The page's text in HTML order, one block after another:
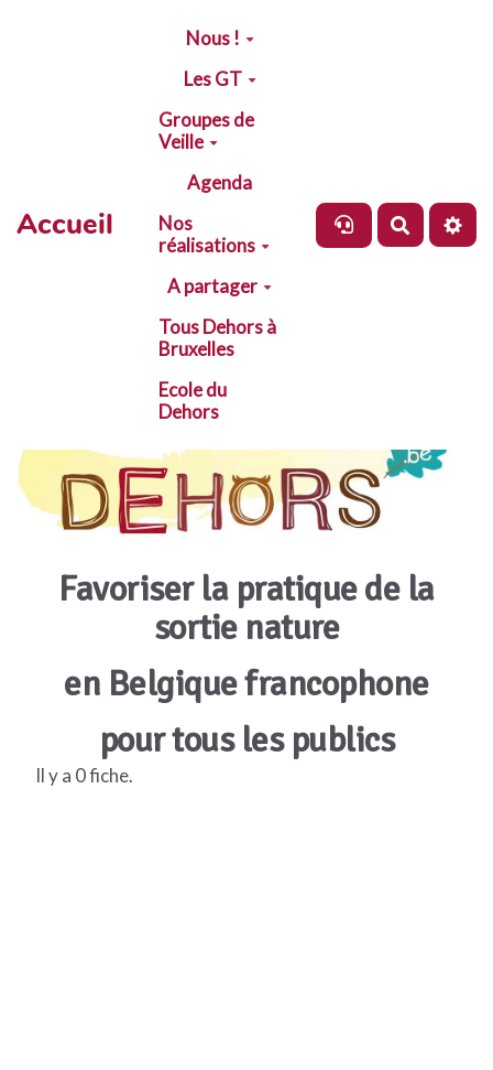
Aller au contenu principal
Accueil
Nous !
Les GT
Groupes de
Veille
Agenda
Nos
réalisations
A partager
Tous Dehors à
Bruxelles
Ecole du
Dehors
Favoriser la pratique de la
sortie nature
en Belgique francophone
pour tous les publics
Il y a 0 fiche.